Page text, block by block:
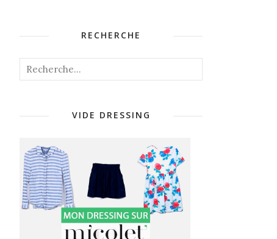
RECHERCHE
VIDE DRESSING